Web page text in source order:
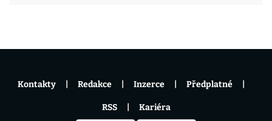
Kontakty Redakce Inzerce Předplatné
RSS Kariéra